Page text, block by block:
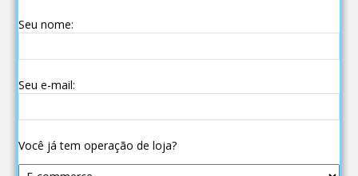
Seu nome:
Seu e-mail:
Você já tem operação de loja?